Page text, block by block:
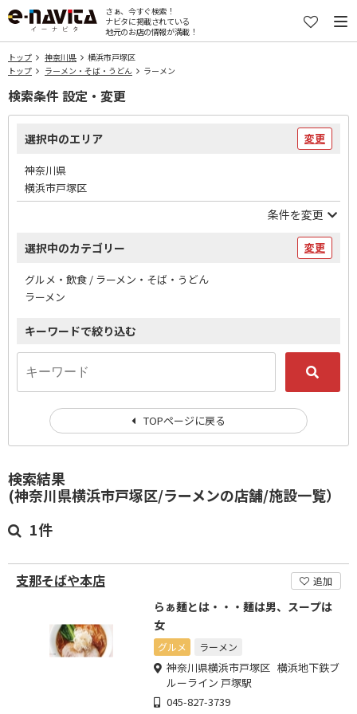
さぁ、今すぐ検索！
ナビタに掲載されている
地元のお店の情報が満載！
トップ 神奈川県
横浜市戸塚区
トップ
ラーメン・そば・うどん ラーメン
検索結果
(神奈川県横浜市戸塚区/ラーメンの店舗/施設一覧）
1件
支那そばや本店 追加
らぁ麺とは・・・麺は男、スープは
女
グルメ ラーメン
神奈川県横浜市戸塚区 横浜地下鉄ブ
ルーライン 戸塚駅
045-827-3739
検索条件 設定・変更
選択中のエリア 変更
神奈川県
横浜市戸塚区
条件を変更
選択中のカテゴリー 変更
グルメ・飲食 / ラーメン・そば・うどん
ラーメン
キーワードで絞り込む
TOPページに戻る